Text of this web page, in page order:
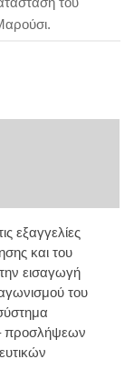
εξαγγελίες
και του
εισαγωγή
του
προσλήψεων